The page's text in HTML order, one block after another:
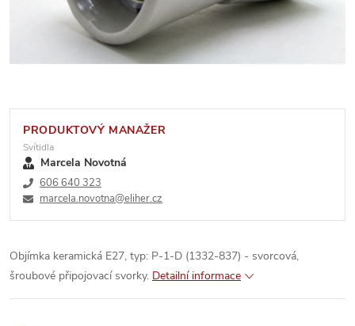
PRODUKTOVÝ MANAŽER
Svítidla
Marcela Novotná
606 640 323
marcela.novotna@eliher.cz
Objímka keramická E27, typ: P-1-D (1332-837) - svorcová,
šroubové připojovací svorky. Detailní informace